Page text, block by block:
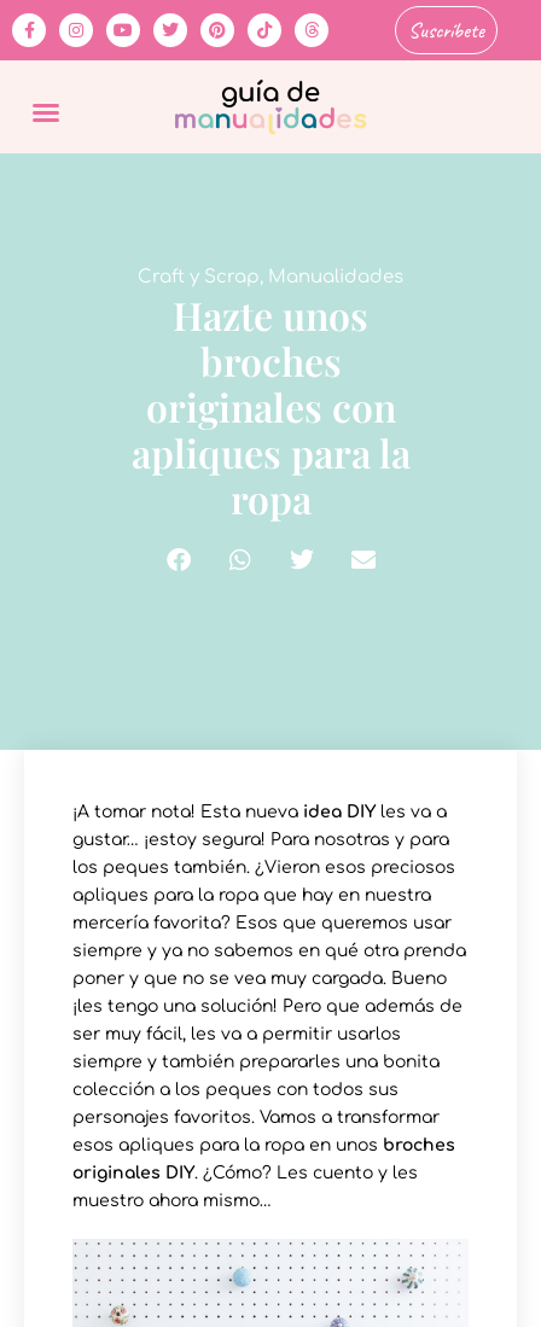
Suscríbete
Craft y Scrap, Manualidades
Hazte unos
broches
originales con
apliques para la
ropa
¡A tomar nota! Esta nueva idea DIY les va a
gustar… ¡estoy segura! Para nosotras y para
los peques también. ¿Vieron esos preciosos
apliques para la ropa que hay en nuestra
mercería favorita? Esos que queremos usar
siempre y ya no sabemos en qué otra prenda
poner y que no se vea muy cargada. Bueno
¡les tengo una solución! Pero que además de
ser muy fácil, les va a permitir usarlos
siempre y también prepararles una bonita
colección a los peques con todos sus
personajes favoritos. Vamos a transformar
esos apliques para la ropa en unos broches
originales DIY. ¿Cómo? Les cuento y les
muestro ahora mismo…